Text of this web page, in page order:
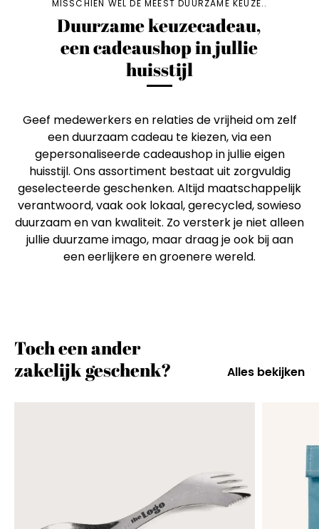
MISSCHIEN WEL DE MEEST DUURZAME KEUZE..
Duurzame keuzecadeau,
een cadeaushop in jullie
huisstijl
Geef medewerkers en relaties de vrijheid om zelf
een duurzaam cadeau te kiezen, via een
gepersonaliseerde cadeaushop in jullie eigen
huisstijl. Ons assortiment bestaat uit zorgvuldig
geselecteerde geschenken. Altijd maatschappelijk
verantwoord, vaak ook lokaal, gerecycled, sowieso
duurzaam en van kwaliteit. Zo versterk je niet alleen
jullie duurzame imago, maar draag je ook bij aan
een eerlijkere en groenere wereld.
Toch een ander
zakelijk geschenk?
Alles bekijken